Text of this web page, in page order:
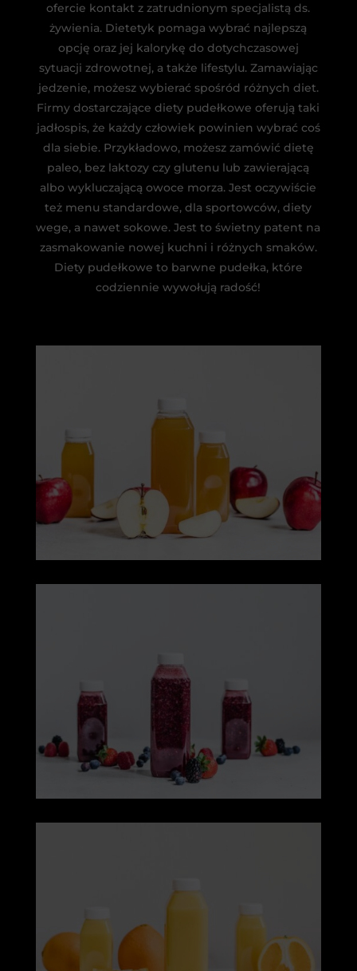
ofercie kontakt z zatrudnionym specjalistą ds.
żywienia. Dietetyk pomaga wybrać najlepszą
opcję oraz jej kalorykę do dotychczasowej
sytuacji zdrowotnej, a także lifestylu. Zamawiając
jedzenie, możesz wybierać spośród różnych diet.
Firmy dostarczające diety pudełkowe oferują taki
jadłospis, że każdy człowiek powinien wybrać coś
dla siebie. Przykładowo, możesz zamówić dietę
paleo, bez laktozy czy glutenu lub zawierającą
albo wykluczającą owoce morza. Jest oczywiście
też menu standardowe, dla sportowców, diety
wege, a nawet sokowe. Jest to świetny patent na
zasmakowanie nowej kuchni i różnych smaków.
Diety pudełkowe to barwne pudełka, które
codziennie wywołują radość!